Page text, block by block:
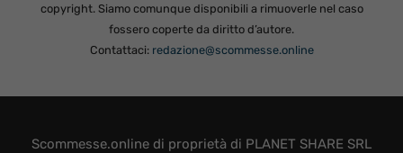
copyright. Siamo comunque disponibili a rimuoverle nel caso
fossero coperte da diritto d’autore.
Contattaci: redazione@scommesse.online
Scommesse.online di proprietà di PLANET SHARE SRL